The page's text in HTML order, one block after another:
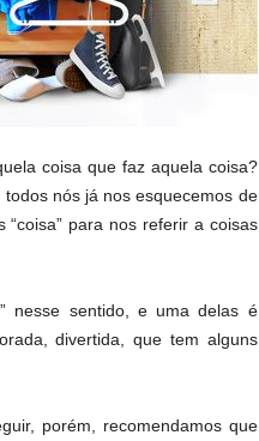
coisa que faz aquela coisa?
nós já nos esquecemos de
“coisa” para nos referir a coisas
nesse sentido, e uma delas é
divertida, que tem alguns
porém, recomendamos que